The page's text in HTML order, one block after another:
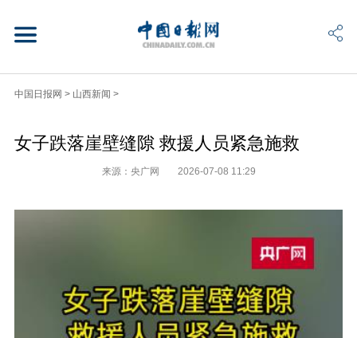
中国日报网 > 山西新闻 >
女子跌落崖壁缝隙 救援人员紧急施救
来源：央广网 2026-07-08 11:29